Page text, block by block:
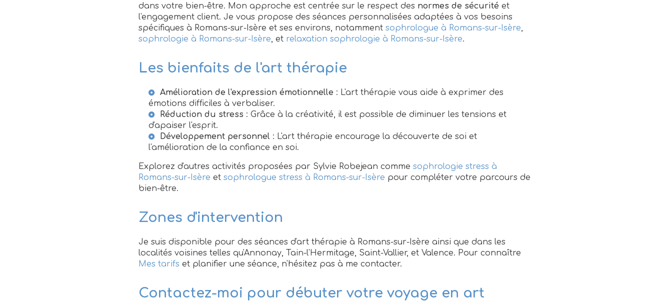
dans votre bien-être. Mon approche est centrée sur le respect des normes de sécurité et
l'engagement client. Je vous propose des séances personnalisées adaptées à vos besoins
spécifiques à Romans-sur-Isère et ses environs, notamment sophrologue à Romans-sur-Isère,
sophrologie à Romans-sur-Isère, et relaxation sophrologie à Romans-sur-Isère.
Les bienfaits de l'art thérapie
Amélioration de l'expression émotionnelle : L'art thérapie vous aide à exprimer des
émotions difficiles à verbaliser.
Réduction du stress : Grâce à la créativité, il est possible de diminuer les tensions et
d'apaiser l'esprit.
Développement personnel : L'art thérapie encourage la découverte de soi et
l'amélioration de la confiance en soi.
Explorez d'autres activités proposées par Sylvie Robejean comme sophrologie stress à
Romans-sur-Isère et sophrologue stress à Romans-sur-Isère pour compléter votre parcours de
bien-être.
Zones d'intervention
Je suis disponible pour des séances d'art thérapie à Romans-sur-Isère ainsi que dans les
localités voisines telles qu'Annonay, Tain-l'Hermitage, Saint-Vallier, et Valence. Pour connaître
Mes tarifs et planifier une séance, n'hésitez pas à me contacter.
Contactez-moi pour débuter votre voyage en art